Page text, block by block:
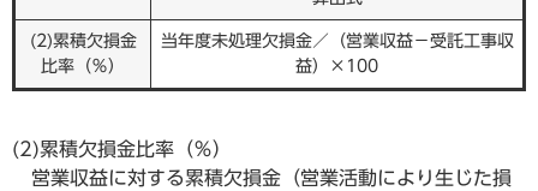
(2)累積欠損金
比率（％）
当年度未処理欠損金／（営業収益－受託工事収
益）×100
(2)累積欠損金比率（％）
営業収益に対する累積欠損金（営業活動により生じた損